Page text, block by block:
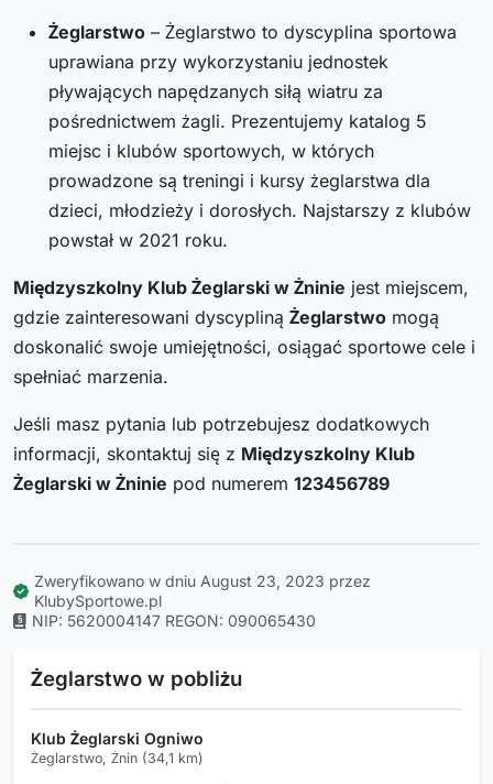
Żeglarstwo – Żeglarstwo to dyscyplina sportowa
uprawiana przy wykorzystaniu jednostek
pływających napędzanych siłą wiatru za
pośrednictwem żagli. Prezentujemy katalog 5
miejsc i klubów sportowych, w których
prowadzone są treningi i kursy żeglarstwa dla
dzieci, młodzieży i dorosłych. Najstarszy z klubów
powstał w 2021 roku.
Międzyszkolny Klub Żeglarski w Żninie jest miejscem,
gdzie zainteresowani dyscypliną Żeglarstwo mogą
doskonalić swoje umiejętności, osiągać sportowe cele i
spełniać marzenia.
Jeśli masz pytania lub potrzebujesz dodatkowych
informacji, skontaktuj się z Międzyszkolny Klub
Żeglarski w Żninie pod numerem 123456789
Zweryfikowano w dniu August 23, 2023 przez
KlubySportowe.pl
NIP: 5620004147 REGON: 090065430
Żeglarstwo w pobliżu
Klub Żeglarski Ogniwo
Żeglarstwo, Żnin (34,1 km)